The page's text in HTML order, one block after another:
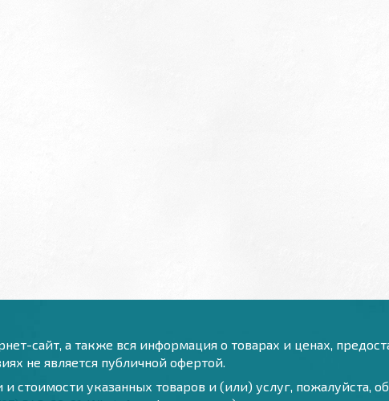
сайт, а также вся информация о товарах и ценах,
не является публичной офертой.
стоимости указанных товаров и (или) услуг,